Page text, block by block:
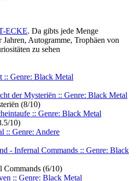
ECKE. Da gibts jede Menge
Autogramme, Trophäen von
zu sehen
(8/10)
10)
(6/10)